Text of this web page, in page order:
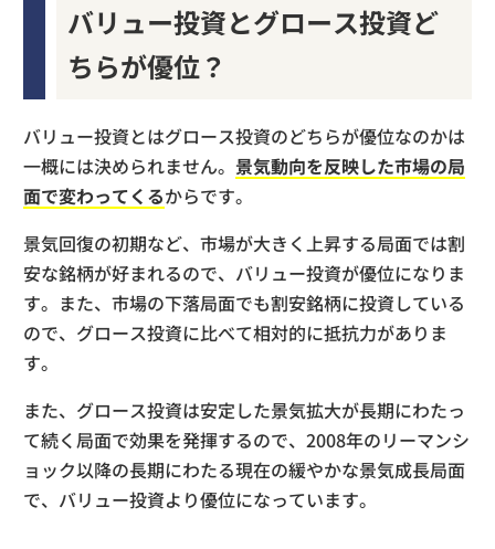
バリュー投資とグロース投資ど
ちらが優位？
バリュー投資とはグロース投資のどちらが優位なのかは
一概には決められません。 景気動向を反映した市場の局
面で変わってくるからです。
景気回復の初期など、市場が大きく上昇する局面では割
安な銘柄が好まれるので、バリュー投資が優位になりま
す。また、市場の下落局面でも割安銘柄に投資している
ので、グロース投資に比べて相対的に抵抗力がありま
す。
また、グロース投資は安定した景気拡大が長期にわたっ
て続く局面で効果を発揮するので、2008年のリーマンシ
ョック以降の長期にわたる現在の緩やかな景気成長局面
で、バリュー投資より優位になっています。